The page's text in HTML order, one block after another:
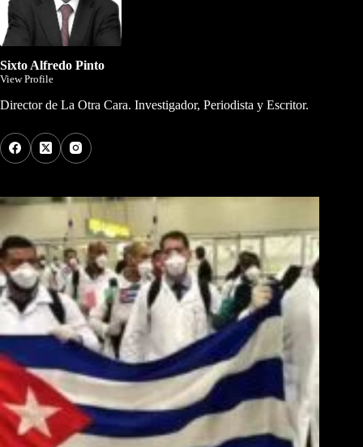
Sixto Alfredo Pinto
View Profile
Director de La Otra Cara. Investigador, Periodista y Escritor.